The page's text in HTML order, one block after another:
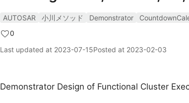
AUTOSAR 小川メソッド Demonstrator
0
Last updated at 2023-07-15Posted at 2023-02-03
Demonstrator Design of Functional Cluster